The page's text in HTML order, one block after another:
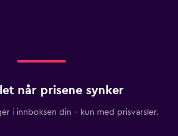
når prisene synker
i innboksen din – kun med prisvarsler.